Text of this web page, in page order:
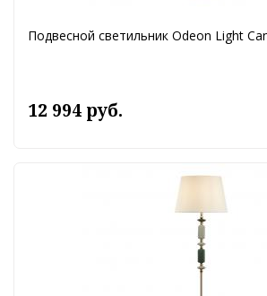
Подвесной светильник Odeon Light
12 994 руб.